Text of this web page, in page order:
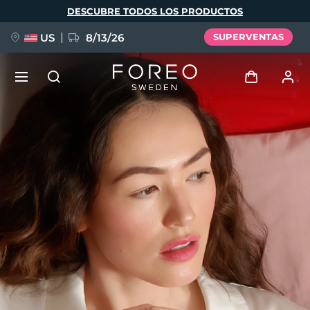
DESCUBRE TODOS LOS PRODUCTOS
US 8/13/26 SUPERVENTAS
Iniciar sesión
Perfil de usuario
Mis dispositivos
Mis pedidos
Mis direcciones
Mis suscripciones
FAQ™ Pure Beauty-Tech Elixir
BREAKING NEWS
issa™ Teeth Whitening Set
Idioma
English Deutsch
Español
Français
Português
Polski
Svenska
Русский
Türkçe
简体中文 繁體中文